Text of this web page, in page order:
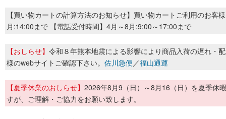
【買い物カートの計算方法のお知らせ】買い物カートご利用のお客
月:14:00まで 【電話受付時間】4月～8月:9:00～17:00まで
【おしらせ】 令和８年熊本地震による影響により商品入荷の遅れ・
様のwebサイトご確認下さい。 佐川急便／福山通運
【夏季休業のおしらせ】 2026年8月9（日）～8月16（日）を夏季休
すが、ご理解・ご協力をお願い致します。